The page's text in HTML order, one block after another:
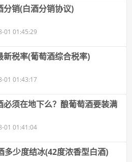
分销(白酒分销协议)
01 01:45:29
新税率(葡萄酒综合税率)
01 01:43:17
必须在地下么？酿葡萄酒要装满
01 01:41:04
多少度结冰(42度浓香型白酒)